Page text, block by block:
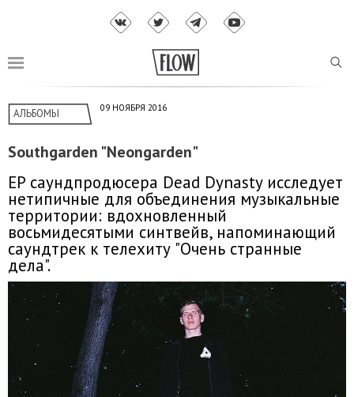
АЛЬБОМЫ 09 НОЯБРЯ 2016
Southgarden "Neongarden"
EP cаундпродюсера Dead Dynasty исследует
нетипичные для объединения музыкальные
территории: вдохновленный
восьмидесятыми синтвейв, напоминающий
саундтрек к телехиту "Очень странные
дела".